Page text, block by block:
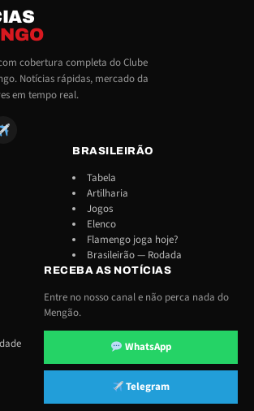
cobertura completa do Clube
Notícias rápidas, mercado da
em tempo real.
BRASILEIRÃO
Tabela
Artilharia
Jogos
Elenco
Flamengo joga hoje?
Brasileirão — Rodada
RECEBA AS NOTÍCIAS
Entre no nosso canal e não perca nada do
Mengão.
WhatsApp
Telegram